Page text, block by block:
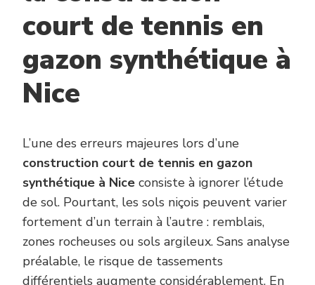
court de tennis en
gazon synthétique à
Nice
L’une des erreurs majeures lors d’une
construction court de tennis en gazon
synthétique à Nice consiste à ignorer l’étude
de sol. Pourtant, les sols niçois peuvent varier
fortement d’un terrain à l’autre : remblais,
zones rocheuses ou sols argileux. Sans analyse
préalable, le risque de tassements
différentiels augmente considérablement. En